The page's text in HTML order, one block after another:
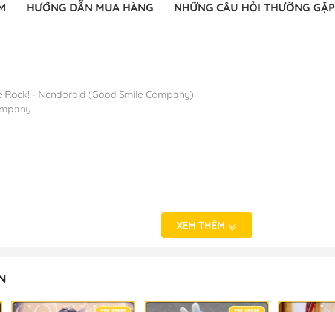
HƯỚNG DẪN MUA HÀNG NHỮNG CÂU HỎI THƯỜNG GẶP
Rock! - Nendoroid (Good Smile Company)
04/2024
XEM THÊM